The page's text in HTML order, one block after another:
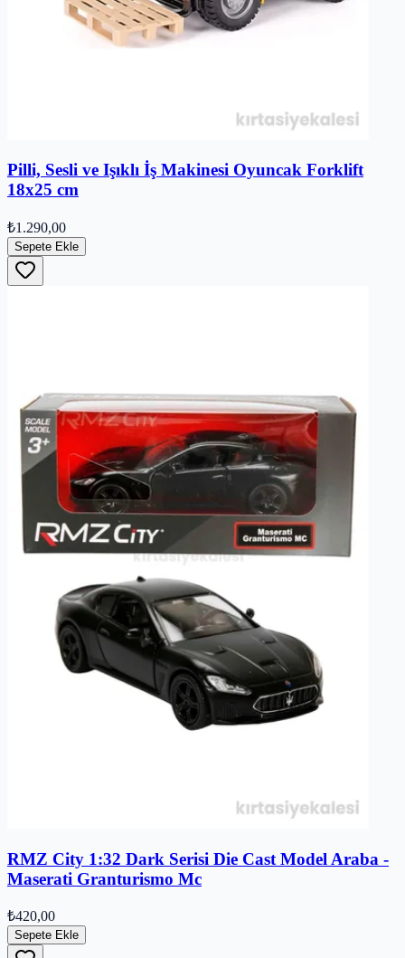
Pilli, Sesli ve Işıklı İş Makinesi Oyuncak Forklift
18x25 cm
₺1.290,00
Sepete Ekle
RMZ City 1:32 Dark Serisi Die Cast Model Araba -
Maserati Granturismo Mc
₺420,00
Sepete Ekle